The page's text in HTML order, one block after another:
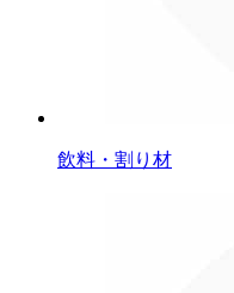
飲料・割り材